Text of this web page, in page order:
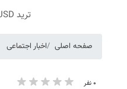
ترید EURUSD با اسپرد از صفر پیپ
صفحه اصلی اخبار اجتماعی
۰ نفر